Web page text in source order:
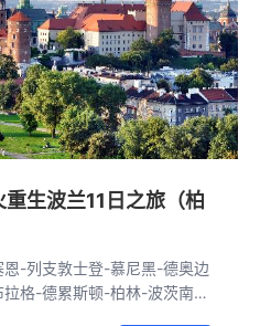
生波兰11日之旅（柏
-列支敦士登-慕尼黑-德奥边
格-德累斯顿-柏林-波茨南-